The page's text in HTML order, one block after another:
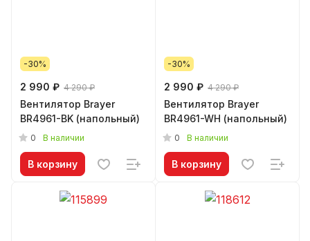
-30%
2 990 ₽ 4 290 ₽
Вентилятор Brayer
BR4961-BK (напольный)
0 В наличии
В корзину
-30%
2 990 ₽ 4 290 ₽
Вентилятор Brayer
BR4961-WH (напольный)
0 В наличии
В корзину